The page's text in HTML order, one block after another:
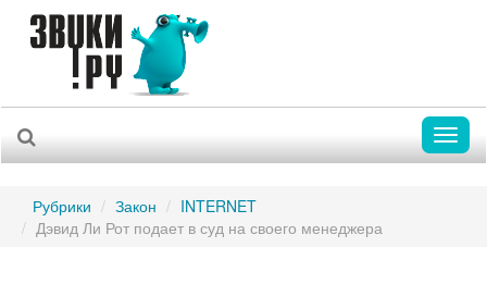
Рубрики Закон
INTERNET
Дэвид Ли Рот подает в суд на своего менеджера